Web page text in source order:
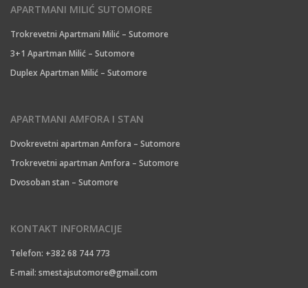
APARTMANI MILIĆ SUTOMORE
Trokrevetni Apartmani Milić – Sutomore
3+1 Apartman Milić – Sutomore
Duplex Apartman Milić – Sutomore
APARTMANI AMFORA I STAN
Dvokrevetni apartman Amfora – Sutomore
Trokrevetni apartman Amfora – Sutomore
Dvosoban stan – Sutomore
KONTAKT INFORMACIJE
Telefon: +382 68 744 773
E-mail: smestajsutomore@gmail.com